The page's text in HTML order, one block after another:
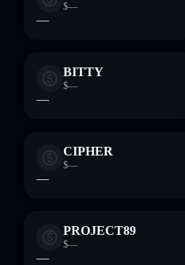
$—
—
BITTY
$—
—
CIPHER
$—
—
PROJECT89
$—
—